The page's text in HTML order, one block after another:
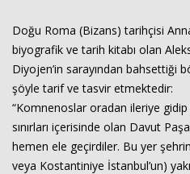
Doğu Roma (Bizans) tarihçisi
biyografik ve tarih kitabı olan
Diyojen’in sarayından bahsettiği
şöyle tarif ve tasvir etmektedir:
“Komnenoslar oradan ileriye
sınırları içerisinde olan Davut
hemen ele geçirdiler. Bu yer
veya Kostantiniye İstanbul’un)